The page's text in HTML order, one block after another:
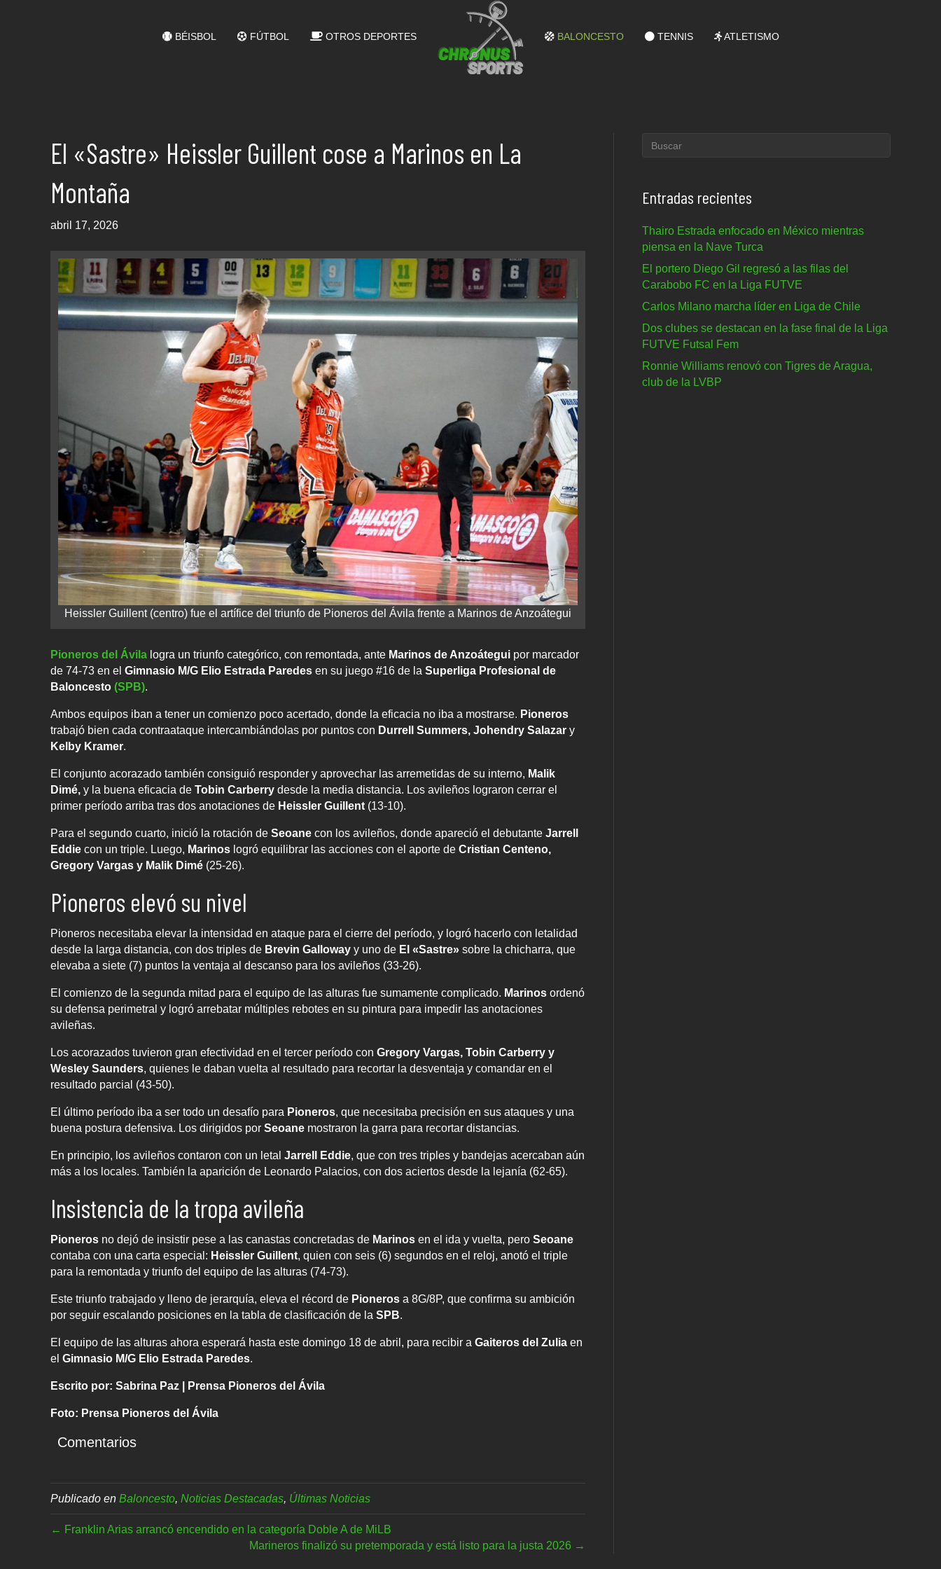
BÉISBOL FÚTBOL OTROS DEPORTES BALONCESTO TENNIS ATLETISMO
El «Sastre» Heissler Guillent cose a Marinos en La
Montaña
abril 17, 2026
Heissler Guillent (centro) fue el artífice del triunfo de Pioneros del Ávila frente a Marinos de Anzoátegui
Pioneros del Ávila logra un triunfo categórico, con remontada, ante Marinos de Anzoátegui por marcador
de 74-73 en el Gimnasio M/G Elio Estrada Paredes en su juego #16 de la Superliga Profesional de
Baloncesto (SPB).
Ambos equipos iban a tener un comienzo poco acertado, donde la eficacia no iba a mostrarse. Pioneros
trabajó bien cada contraataque intercambiándolas por puntos con Durrell Summers, Johendry Salazar y
Kelby Kramer.
El conjunto acorazado también consiguió responder y aprovechar las arremetidas de su interno, Malik
Dimé, y la buena eficacia de Tobin Carberry desde la media distancia. Los avileños lograron cerrar el
primer período arriba tras dos anotaciones de Heissler Guillent (13-10).
Para el segundo cuarto, inició la rotación de Seoane con los avileños, donde apareció el debutante Jarrell
Eddie con un triple. Luego, Marinos logró equilibrar las acciones con el aporte de Cristian Centeno,
Gregory Vargas y Malik Dimé (25-26).
Pioneros elevó su nivel
Pioneros necesitaba elevar la intensidad en ataque para el cierre del período, y logró hacerlo con letalidad
desde la larga distancia, con dos triples de Brevin Galloway y uno de El «Sastre» sobre la chicharra, que
elevaba a siete (7) puntos la ventaja al descanso para los avileños (33-26).
El comienzo de la segunda mitad para el equipo de las alturas fue sumamente complicado. Marinos ordenó
su defensa perimetral y logró arrebatar múltiples rebotes en su pintura para impedir las anotaciones
avileñas.
Los acorazados tuvieron gran efectividad en el tercer período con Gregory Vargas, Tobin Carberry y
Wesley Saunders, quienes le daban vuelta al resultado para recortar la desventaja y comandar en el
resultado parcial (43-50).
El último período iba a ser todo un desafío para Pioneros, que necesitaba precisión en sus ataques y una
buena postura defensiva. Los dirigidos por Seoane mostraron la garra para recortar distancias.
En principio, los avileños contaron con un letal Jarrell Eddie, que con tres triples y bandejas acercaban aún
más a los locales. También la aparición de Leonardo Palacios, con dos aciertos desde la lejanía (62-65).
Insistencia de la tropa avileña
Pioneros no dejó de insistir pese a las canastas concretadas de Marinos en el ida y vuelta, pero Seoane
contaba con una carta especial: Heissler Guillent, quien con seis (6) segundos en el reloj, anotó el triple
para la remontada y triunfo del equipo de las alturas (74-73).
Este triunfo trabajado y lleno de jerarquía, eleva el récord de Pioneros a 8G/8P, que confirma su ambición
por seguir escalando posiciones en la tabla de clasificación de la SPB.
El equipo de las alturas ahora esperará hasta este domingo 18 de abril, para recibir a Gaiteros del Zulia en
el Gimnasio M/G Elio Estrada Paredes.
Escrito por: Sabrina Paz | Prensa Pioneros del Ávila
Foto: Prensa Pioneros del Ávila
Comentarios
Publicado en Baloncesto, Noticias Destacadas, Últimas Noticias
← Franklin Arias arrancó encendido en la categoría Doble A de MiLB
Marineros finalizó su pretemporada y está listo para la justa 2026 →
Entradas recientes
Thairo Estrada enfocado en México mientras
piensa en la Nave Turca
El portero Diego Gil regresó a las filas del
Carabobo FC en la Liga FUTVE
Carlos Milano marcha líder en Liga de Chile
Dos clubes se destacan en la fase final de la Liga
FUTVE Futsal Fem
Ronnie Williams renovó con Tigres de Aragua,
club de la LVBP